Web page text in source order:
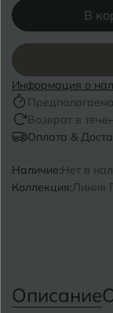
В
Информация о
Возврат в
Оплата &
Наличие:Нет в
Коллекция:Линия
Описание
Воткинск
Грозный
Е Евпатория